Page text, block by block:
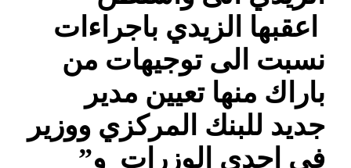
اعقبها الزيدي باجراءات
نسبت الى توجيهات من
باراك منها تعيين مدير
جديد للبنك المركزي ووزير
في احدى الوزرات و”